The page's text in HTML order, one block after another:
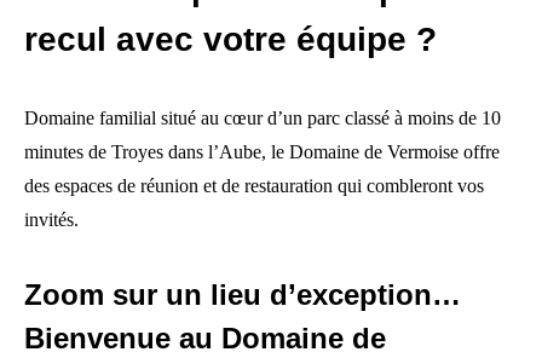
recul avec votre équipe ?
Domaine familial situé au cœur d’un parc classé à moins de 10
minutes de Troyes dans l’Aube, le Domaine de Vermoise offre
des espaces de réunion et de restauration qui combleront vos
invités.
Zoom sur un lieu d’exception…
Bienvenue au Domaine de